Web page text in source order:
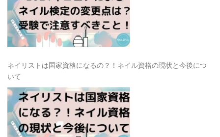
ネイリストは国家資格になるの？！ネイル資格の現状と今後につ
いて